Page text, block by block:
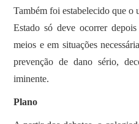
Também foi estabelecido que o
Estado só deve ocorrer
meios e em situações
prevenção de dano sério,
iminente.
Plano